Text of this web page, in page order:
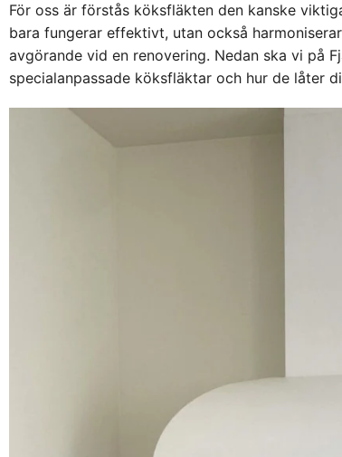
För oss är förstås köksfläkten den kanske
bara fungerar effektivt, utan också
avgörande vid en renovering. Nedan ska vi på
specialanpassade köksfläktar och hur de låter